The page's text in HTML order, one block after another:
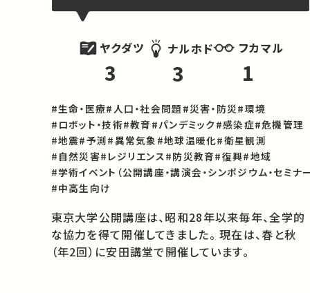
ヤクダツ
3
ナルホド
3
フカマル
1
#生命・医療#人口・社会問題 #災害・防災#環境
#ロボット・技術#教育 #パンデミック #感染症#危機管理
#地震#予測#異常気象 #地球温暖化#衛星観測
#自然災害#レジリエンス #防災教育#復興#地域
#学術イベント（公開講座・講演会・シンポジウム・セミナ
#中高生向け
東京大学公開講座は、昭和28年以来毎年、全学的
な協力を得て開催してきました。 現在は、春と秋
（年2回）に安田講堂で開催しています。